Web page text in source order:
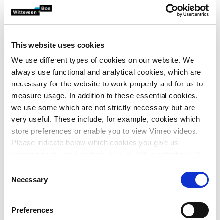
This website uses cookies
We use different types of cookies on our website. We
always use functional and analytical cookies, which are
necessary for the website to work properly and for us to
measure usage. In addition to these essential cookies,
we use some which are not strictly necessary but are
very useful. These include, for example, cookies which
store preferences or enable you to view Vimeo videos.
Please indicate below which cookies you give us
More information about cookies
Selection
Necessary
Preferences
maaltijdcheques
thuiswerkvergoeding
kopen, je smartphone te upgraden, enz.
diverse opleidingen gericht op zowel
persoonlijke als professionele groei
Aan deze projecten werkt
je team
en focust zich daarmee op het 3D-ontwerp van